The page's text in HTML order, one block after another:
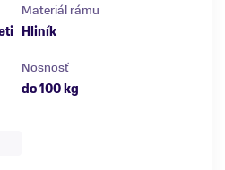
Materiál rámu
Hliník
Nosnosť
do 100 kg